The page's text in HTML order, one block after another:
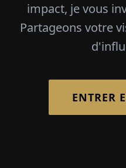
impact, je vous
Partageons votre
ENTRER